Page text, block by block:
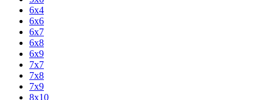
6x4
6x6
6x7
6x8
6x9
7x7
7x8
7x9
8x10